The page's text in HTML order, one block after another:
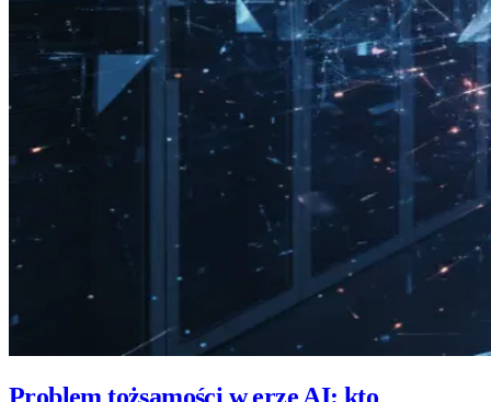
Problem tożsamości w erze AI: kto